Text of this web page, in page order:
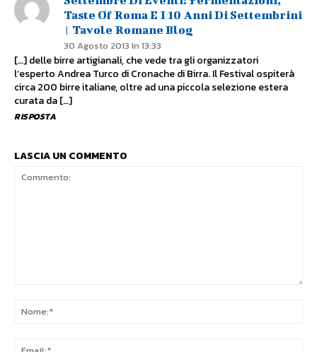
Taste Of Roma E I 10 Anni Di Settembrini
| Tavole Romane Blog
30 Agosto 2013 In 13:33
[…] delle birre artigianali, che vede tra gli organizzatori
l’esperto Andrea Turco di Cronache di Birra. Il Festival ospiterà
circa 200 birre italiane, oltre ad una piccola selezione estera
curata da […]
RISPOSTA
LASCIA UN COMMENTO